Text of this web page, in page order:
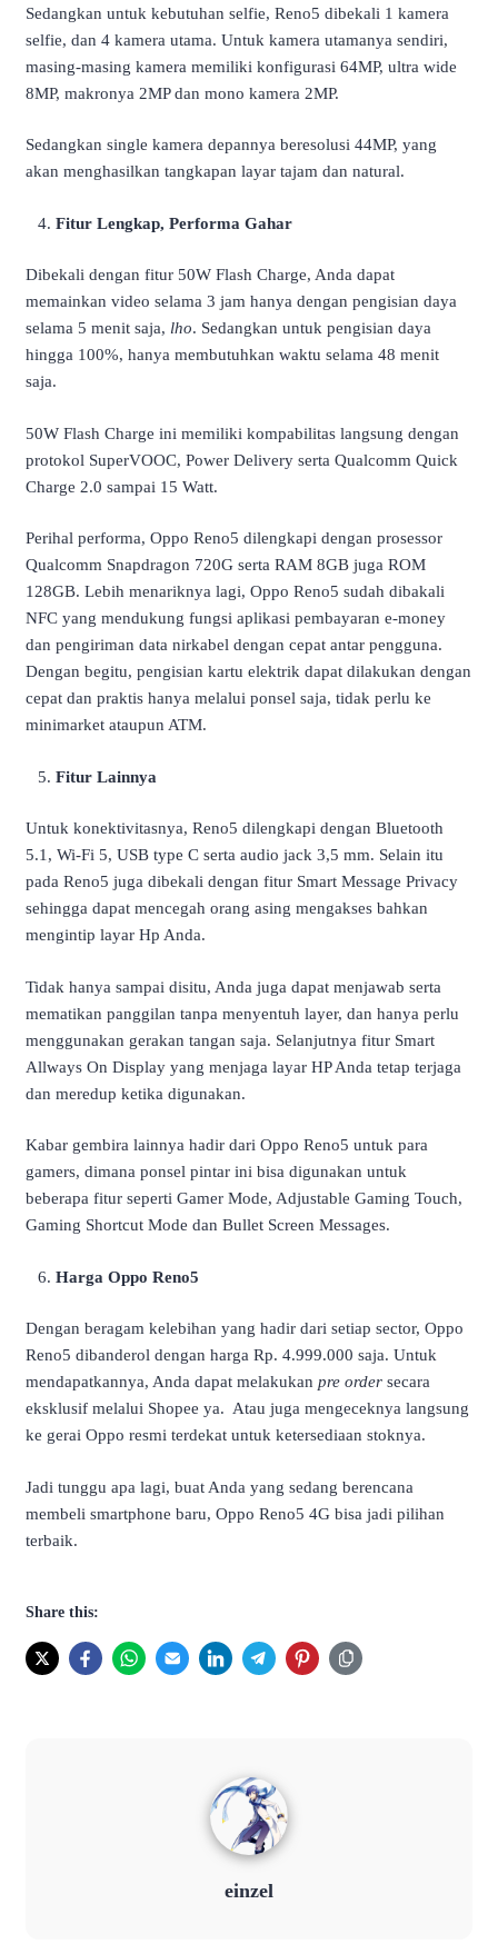
Sedangkan untuk kebutuhan selfie, Reno5 dibekali 1 kamera
selfie, dan 4 kamera utama. Untuk kamera utamanya sendiri,
masing-masing kamera memiliki konfigurasi 64MP, ultra wide
8MP, makronya 2MP dan mono kamera 2MP.
Sedangkan single kamera depannya beresolusi 44MP, yang
akan menghasilkan tangkapan layar tajam dan natural.
Fitur Lengkap, Performa Gahar
Dibekali dengan fitur 50W Flash Charge, Anda dapat
memainkan video selama 3 jam hanya dengan pengisian daya
selama 5 menit saja, lho. Sedangkan untuk pengisian daya
hingga 100%, hanya membutuhkan waktu selama 48 menit
saja.
50W Flash Charge ini memiliki kompabilitas langsung dengan
protokol SuperVOOC, Power Delivery serta Qualcomm Quick
Charge 2.0 sampai 15 Watt.
Perihal performa, Oppo Reno5 dilengkapi dengan prosessor
Qualcomm Snapdragon 720G serta RAM 8GB juga ROM
128GB. Lebih menariknya lagi, Oppo Reno5 sudah dibakali
NFC yang mendukung fungsi aplikasi pembayaran e-money
dan pengiriman data nirkabel dengan cepat antar pengguna.
Dengan begitu, pengisian kartu elektrik dapat dilakukan dengan
cepat dan praktis hanya melalui ponsel saja, tidak perlu ke
minimarket ataupun ATM.
Fitur Lainnya
Untuk konektivitasnya, Reno5 dilengkapi dengan Bluetooth
5.1, Wi-Fi 5, USB type C serta audio jack 3,5 mm. Selain itu
pada Reno5 juga dibekali dengan fitur Smart Message Privacy
sehingga dapat mencegah orang asing mengakses bahkan
mengintip layar Hp Anda.
Tidak hanya sampai disitu, Anda juga dapat menjawab serta
mematikan panggilan tanpa menyentuh layer, dan hanya perlu
menggunakan gerakan tangan saja. Selanjutnya fitur Smart
Allways On Display yang menjaga layar HP Anda tetap terjaga
dan meredup ketika digunakan.
Kabar gembira lainnya hadir dari Oppo Reno5 untuk para
gamers, dimana ponsel pintar ini bisa digunakan untuk
beberapa fitur seperti Gamer Mode, Adjustable Gaming Touch,
Gaming Shortcut Mode dan Bullet Screen Messages.
Harga Oppo Reno5
Dengan beragam kelebihan yang hadir dari setiap sector, Oppo
Reno5 dibanderol dengan harga Rp. 4.999.000 saja. Untuk
mendapatkannya, Anda dapat melakukan pre order secara
eksklusif melalui Shopee ya. Atau juga mengeceknya langsung
ke gerai Oppo resmi terdekat untuk ketersediaan stoknya.
Jadi tunggu apa lagi, buat Anda yang sedang berencana
membeli smartphone baru, Oppo Reno5 4G bisa jadi pilihan
terbaik.
Share this:
einzel